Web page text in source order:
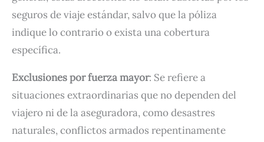
seguros de viaje estándar, salvo que la póliza
indique lo contrario o exista una cobertura
específica.
Exclusiones por fuerza mayor: Se refiere a
situaciones extraordinarias que no dependen del
viajero ni de la aseguradora, como desastres
naturales, conflictos armados repentinamente